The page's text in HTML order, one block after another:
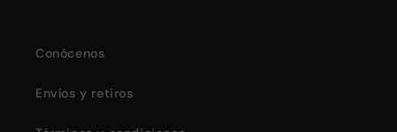
Conócenos
Envíos y retiros